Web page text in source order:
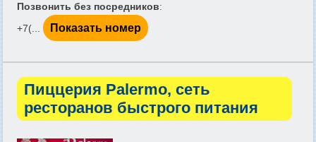
Позвонить без посредников:
+7(...
Показать номер
Пиццерия Palermo, сеть
ресторанов быстрого питания